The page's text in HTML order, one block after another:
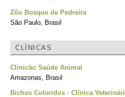
Zôo Bosque de Pedreira
São Paulo, Brasil
CLÍNICAS
Clinicão Saúde Animal
Amazonas, Brasil
Bichos Coloridos - Clínica